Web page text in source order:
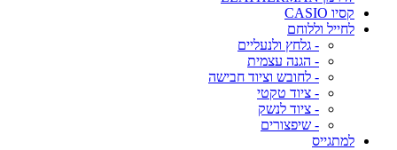
קסיו CASIO
לחייל וללוחם
- גלחץ ולנעליים
- הגנה עצמית
- לחובש וציוד חבישה
- ציוד טקטי
- ציוד לנשק
- שיפצורים
למתגייס